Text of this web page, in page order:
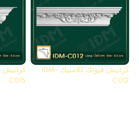
كرانيش فيوتك كلاسيك IDM-
C012
C015